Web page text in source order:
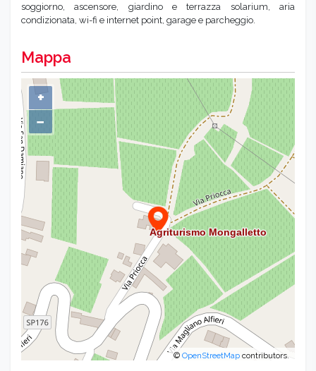
soggiorno, ascensore, giardino e terrazza solarium, aria
condizionata, wi-fi e internet point, garage e parcheggio.
Mappa
+
−
©OpenStreetMap contributors.